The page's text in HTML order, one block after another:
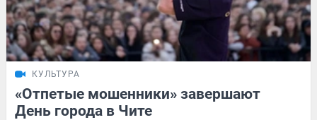
КУЛЬТУРА
«Отпетые мошенники» завершают
День города в Чите